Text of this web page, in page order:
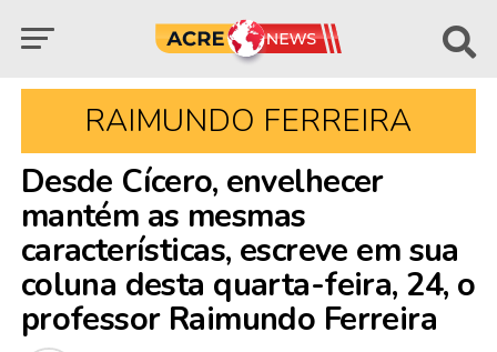
RAIMUNDO FERREIRA
Desde Cícero, envelhecer
mantém as mesmas
características, escreve em sua
coluna desta quarta-feira, 24, o
professor Raimundo Ferreira